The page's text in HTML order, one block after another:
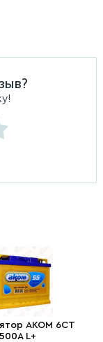
AКОМ 6CT
L+